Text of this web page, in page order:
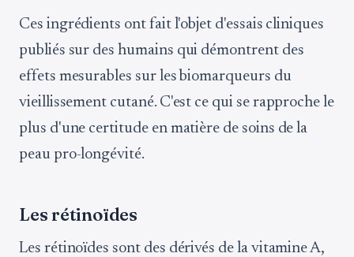
Ces ingrédients ont fait l'objet d'essais cliniques
publiés sur des humains qui démontrent des
effets mesurables sur les biomarqueurs du
vieillissement cutané. C'est ce qui se rapproche le
plus d'une certitude en matière de soins de la
peau pro-longévité.
Les rétinoïdes
Les rétinoïdes sont des dérivés de la vitamine A,